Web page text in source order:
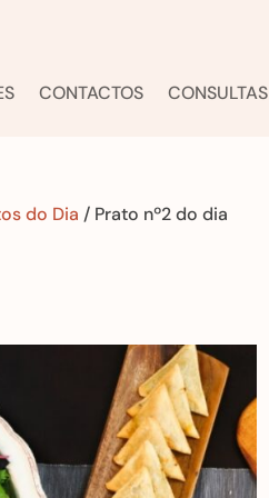
CONTACTOS CONSULTAS
do Dia / Prato nº2 do dia